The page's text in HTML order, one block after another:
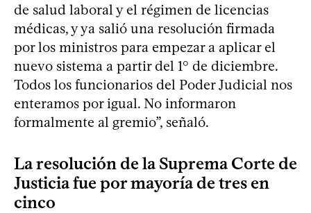
de salud laboral y el régimen de licencias
médicas, y ya salió una resolución firmada
por los ministros para empezar a aplicar el
nuevo sistema a partir del 1° de diciembre.
Todos los funcionarios del Poder Judicial nos
enteramos por igual. No informaron
formalmente al gremio”, señaló.
La resolución de la Suprema Corte de
Justicia fue por mayoría de tres en
cinco